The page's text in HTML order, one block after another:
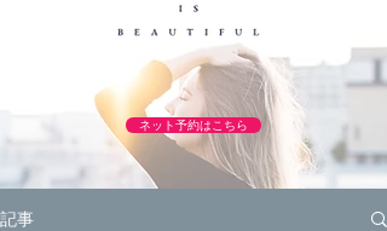
ネット予約はこちら
記事